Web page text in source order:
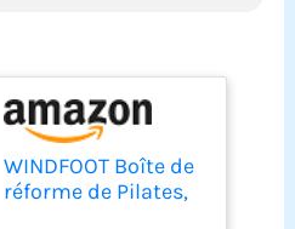
WINDFOOT Boîte de
réforme de Pilates,